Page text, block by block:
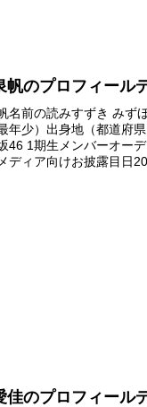
帆のプロフィール
名前の読みすずき みず
年少）出身地（都道府
46 1期生メンバーオー
ディア向けお披露目日
佳のプロフィール